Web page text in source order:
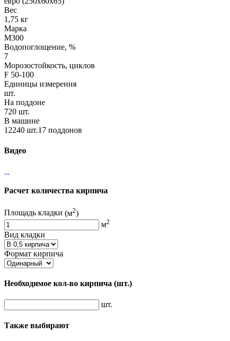
Вес
1,75 кг
Марка
М300
Водопоглощение, %
7
Морозостойкость, циклов
F 50-100
Единицы измерения
шт.
На поддоне
720 шт.
В машине
12240 шт.17 поддонов
Видео
Расчет количества кирпича
Площадь кладки (м2)
м2
Вид кладки
Формат кирпича
Необходимое кол-во кирпича (шт.)
шт.
Также выбирают